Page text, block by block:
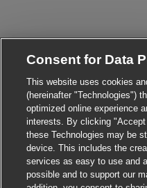
Are you interested in this
I'm interested Find
Consent for Data
This website uses cookies
(hereinafter "Technologies")
optimized online experience
interests. By clicking
these Technologies may be
device. This includes the
services as easy to use and
possible and to support our